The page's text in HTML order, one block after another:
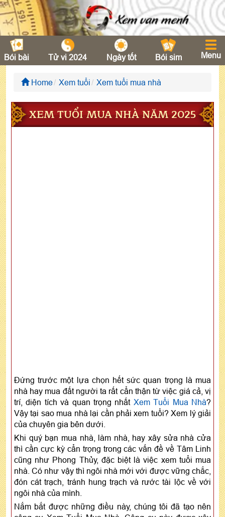
Bói bài Tử vi 2024 Ngày tốt Bói sim Menu
Home Xem tuổi Xem tuổi mua nhà
XEM TUỔI MUA NHÀ NĂM 2025
Đứng trước một lựa chọn hết sức quan trọng là mua
nhà hay mua đất người ta rất cẩn thận từ việc giá cả, vị
trí, diện tích và quan trọng nhất Xem Tuổi Mua Nhà?
Vậy tại sao mua nhà lại cần phải xem tuổi? Xem lý giải
của chuyên gia bên dưới.
Khi quý bạn mua nhà, làm nhà, hay xây sửa nhà cửa
thì cần cực kỳ cẩn trọng trong các vấn đề về Tâm Linh
cũng như Phong Thủy, đặc biệt là việc xem tuổi mua
nhà. Có như vậy thì ngôi nhà mới với được vững chắc,
đón cát trạch, tránh hung trạch và rước tài lộc về với
ngôi nhà của mình.
Nắm bắt được những điều này, chúng tôi đã tạo nên